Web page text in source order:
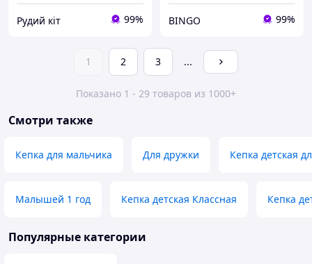
Рудий кіт 99% BINGO 99%
1 2 3 ...
Показано 1 - 29 товаров из 1000+
Смотри также
Кепка для мальчика Для дружки Кепка детская
Малышей 1 год Кепка детская Классная Кепка
Популярные категории